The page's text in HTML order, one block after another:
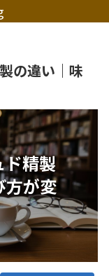
の違い｜味
ド精製
方が変